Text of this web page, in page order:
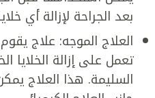
بعد الجراحة لإزالة أي
العلاج الموجه: علاج
تعمل على إزالة الخلايا
السليمة. هذا العلاج